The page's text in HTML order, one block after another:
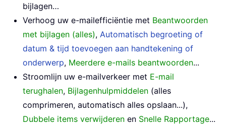
bijlagen…
Verhoog uw e-mailefficiëntie met Beantwoorden
met bijlagen (alles), Automatisch begroeting of
datum & tijd toevoegen aan handtekening of
onderwerp, Meerdere e-mails beantwoorden...
Stroomlijn uw e-mailverkeer met E-mail
terughalen, Bijlagenhulpmiddelen (alles
comprimeren, automatisch alles opslaan...),
Dubbele items verwijderen en Snelle Rapportage...